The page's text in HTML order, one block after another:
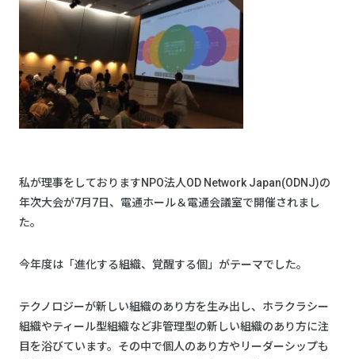
私が理事をしておりますNPO法人OD Network Japan(ODNJ)の
年次大会が7月7日、電通ホール＆電通会議室で開催されまし
た。
今年度は「進化する組織、覚醒する個」がテーマでした。
テクノロジーが新しい組織のあり方を生み出し、ホラクラシー
組織やティール型組織など非管理型の新しい組織のあり方に注
目を浴びています。その中で個人のあり方やリーダーシップも